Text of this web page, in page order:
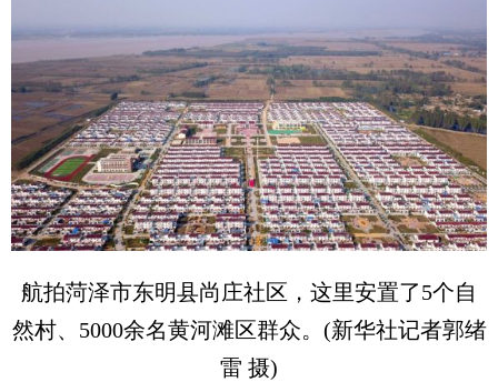
航拍菏泽市东明县尚庄社区，这里安置了5个自
然村、5000余名黄河滩区群众。(新华社记者郭绪
雷 摄)